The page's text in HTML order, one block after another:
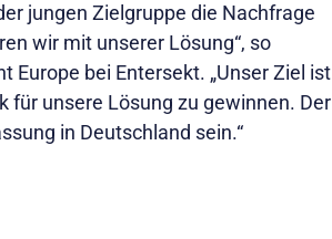
jungen Zielgruppe die Nachfrage
wir mit unserer Lösung“, so
Europe bei Entersekt. „Unser Ziel ist
für unsere Lösung zu gewinnen. Der
in Deutschland sein.“